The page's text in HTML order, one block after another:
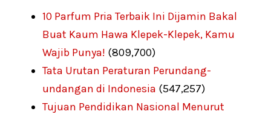
10 Parfum Pria Terbaik Ini Dijamin Bakal
Buat Kaum Hawa Klepek-Klepek, Kamu
Wajib Punya! (809,700)
Tata Urutan Peraturan Perundang-
undangan di Indonesia (547,257)
Tujuan Pendidikan Nasional Menurut